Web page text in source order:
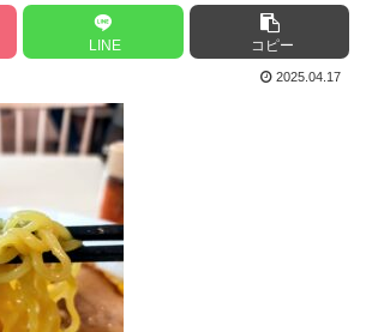
LINE コピー
2025.04.17